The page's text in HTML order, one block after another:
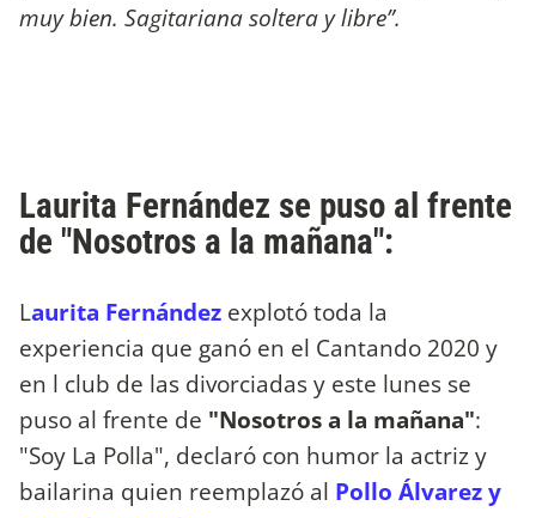
muy bien. Sagitariana soltera y libre”.
Laurita Fernández se puso al frente
de "Nosotros a la mañana":
Laurita Fernández explotó toda la
experiencia que ganó en el Cantando 2020 y
en l club de las divorciadas y este lunes se
puso al frente de "Nosotros a la mañana":
"Soy La Polla", declaró con humor la actriz y
bailarina quien reemplazó al Pollo Álvarez y